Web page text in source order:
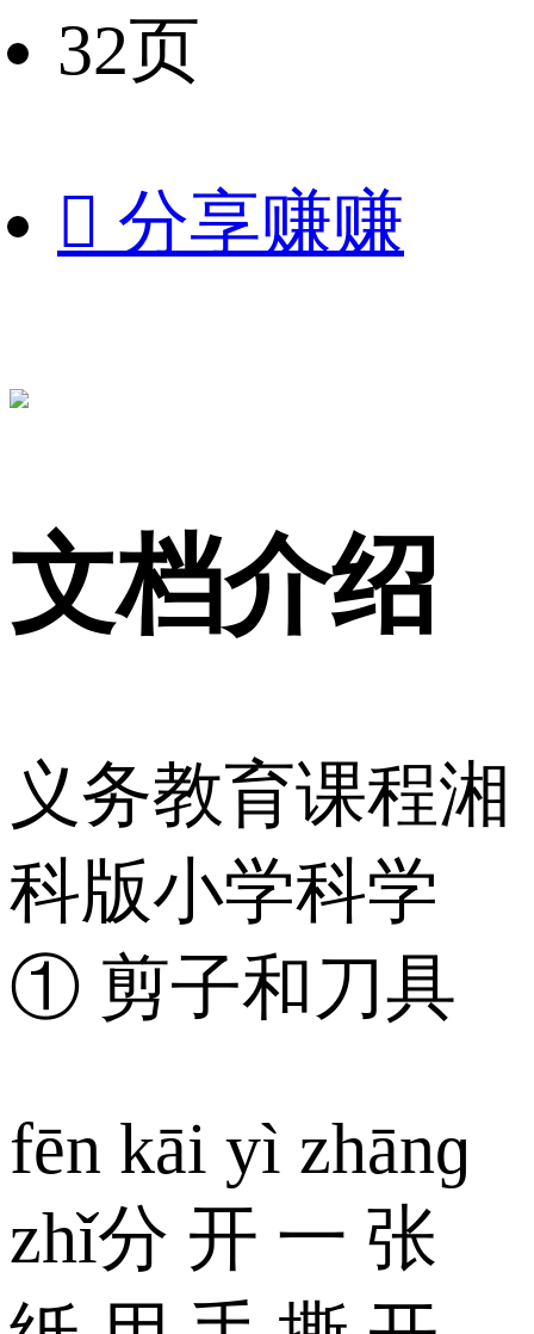
32页
 分享赚赚
文档介绍
义务教育课程湘
科版小学科学
① 剪子和刀具
fēn kāi yì zhānɡ
zhǐ分 开 一 张